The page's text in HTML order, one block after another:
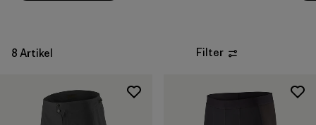
8 Artikel Filter